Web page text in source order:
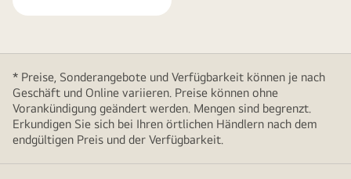
* Preise, Sonderangebote und Verfügbarkeit können je nach
Geschäft und Online variieren. Preise können ohne
Vorankündigung geändert werden. Mengen sind begrenzt.
Erkundigen Sie sich bei Ihren örtlichen Händlern nach dem
endgültigen Preis und der Verfügbarkeit.